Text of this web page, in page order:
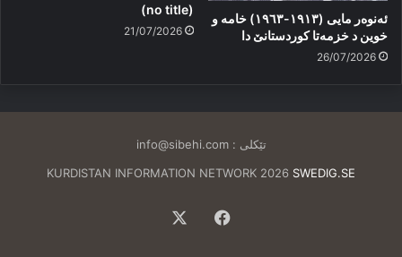
ئەنوەر مایی (١٩١٣-١٩٦٣) خامە و
خوین د خزمەتا کوردستانێ دا
26/07/2026
(no title)
21/07/2026
تێکلی :info@sibehi.com
KURDISTAN INFORMATION NETWORK 2026 SWEDIG.SE
Facebook